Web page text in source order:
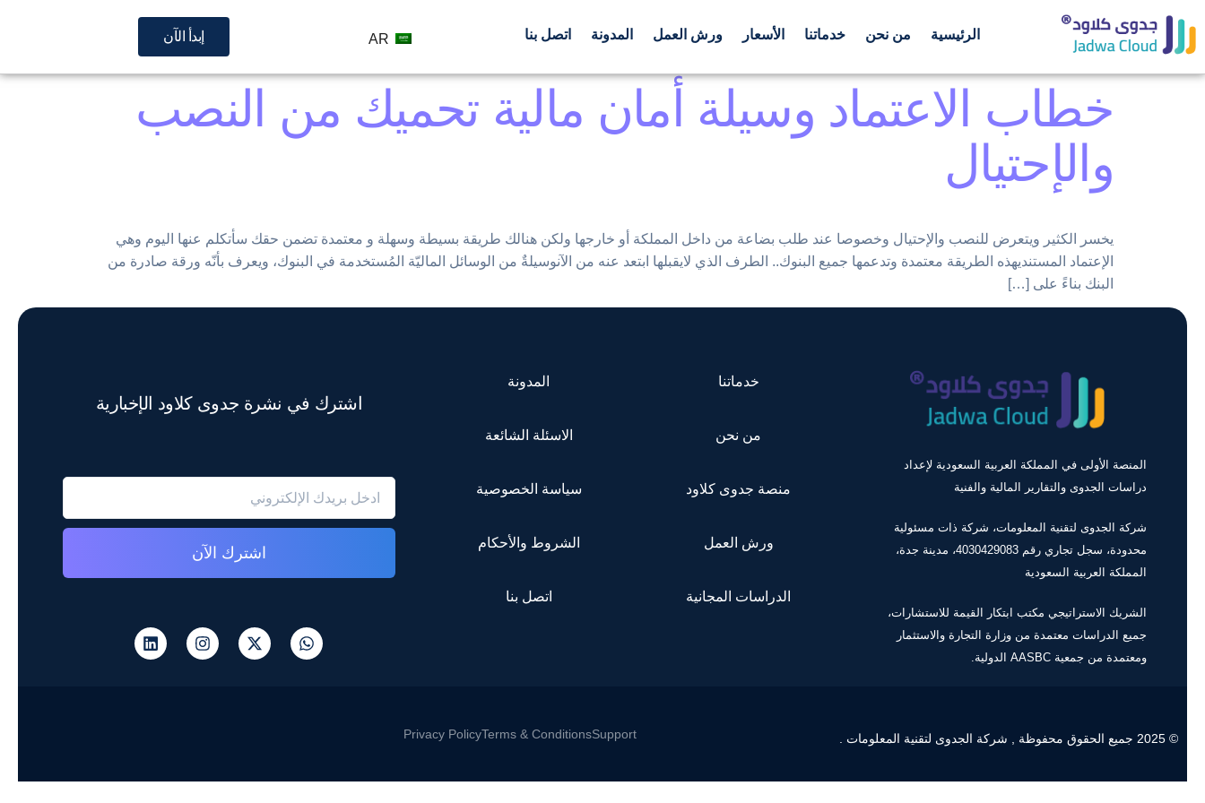
الرئيسية من نحن خدماتنا الأسعار ورش العمل المدونة اتصل بنا إبدأ الآن
خطاب الاعتماد وسيلة أمان مالية تحميك من النصب
والإحتيال
يخسر الكثير ويتعرض للنصب والإحتيال وخصوصا عند طلب بضاعة من داخل المملكة أو خارجها ولكن هنالك طريقة بسيطة وسهلة و معتمدة تضمن حقك سأتكلم عنها اليوم وهي
الإعتماد المستنديهذه الطريقة معتمدة وتدعمها جميع البنوك.. الطرف الذي لايقبلها ابتعد عنه من الآنوسيلةٌ من الوسائل الماليّة المُستخدمة في البنوك، ويعرف بأنّه ورقة صادرة من
البنك بناءً على […]
المنصة الأولى في المملكة العربية السعودية لإعداد
دراسات الجدوى والتقارير المالية والفنية
شركة الجدوى لتقنية المعلومات، شركة ذات مسئولية
محدودة، سجل تجاري رقم 4030429083، مدينة جدة،
المملكة العربية السعودية
الشريك الاستراتيجي مكتب ابتكار القيمة للاستشارات،
جميع الدراسات معتمدة من وزارة التجارة والاستثمار
ومعتمدة من جمعية AASBC الدولية.
خدماتنا
من نحن
منصة جدوى كلاود
ورش العمل
الدراسات المجانية
المدونة
الاسئلة الشائعة
سياسة الخصوصية
الشروط والأحكام
اتصل بنا
اشترك في نشرة جدوى كلاود الإخبارية
اشترك الآن
© 2025 جميع الحقوق محفوظة , شركة الجدوى لتقنية المعلومات . Support
Terms & Conditions
Privacy Policy